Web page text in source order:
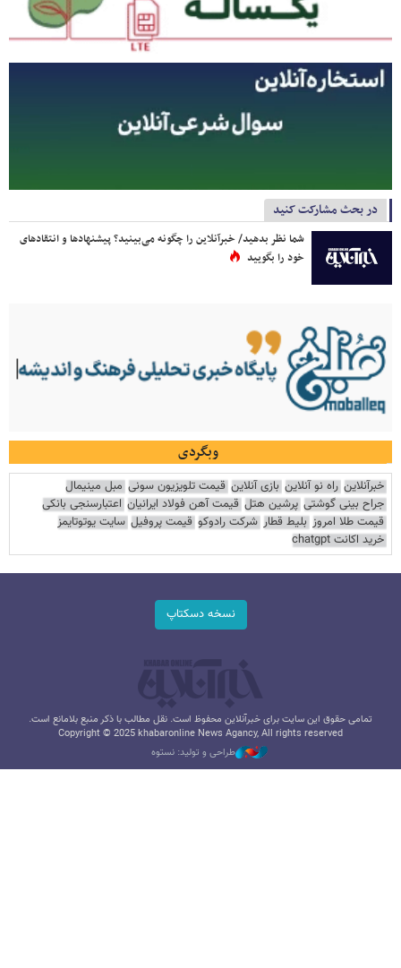
در بحث مشارکت کنید
شما نظر بدهید/ خبرآنلاین را چگونه می‌بینید؟ پیشنهادها و انتقادهای
خود را بگویید
وبگردی
خبرآنلاین راه نو آنلاین بازی آنلاین قیمت تلویزیون سونی مبل مینیمال
جراح بینی گوشتی پرشین هتل قیمت آهن فولاد ایرانیان اعتبارسنجی بانکی
قیمت طلا امروز بلیط قطار شرکت رادوکو قیمت پروفیل سایت یوتوتایمز
خرید اکانت chatgpt
نسخه دسکتاپ
تمامی حقوق این سایت برای خبرآنلاین محفوظ است. نقل مطالب با ذکر منبع بلامانع است.
Copyright © 2025 khabaronline News Agancy, All rights reserved
طراحی و تولید: نستوه